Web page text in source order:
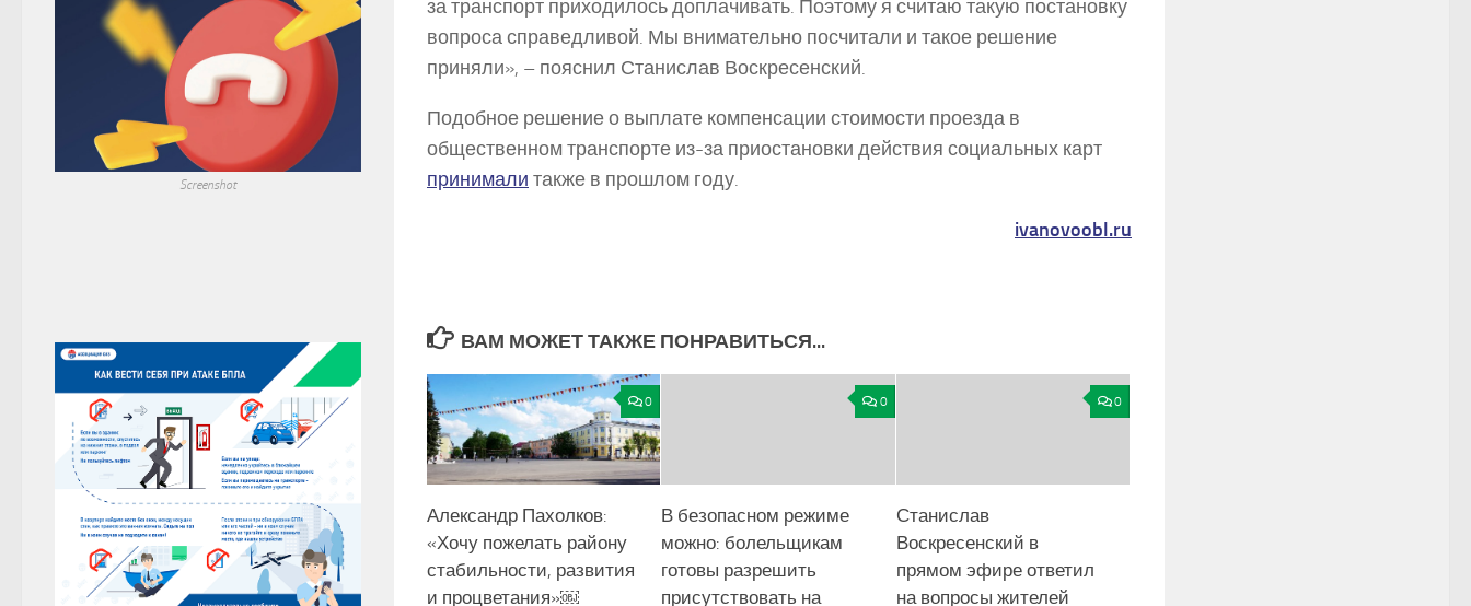
за транспорт приходилось доплачивать. Поэтому я считаю такую постановку
вопроса справедливой. Мы внимательно посчитали и такое решение
приняли», – пояснил Станислав Воскресенский.
Подобное решение о выплате компенсации стоимости проезда в
общественном транспорте из-за приостановки действия социальных карт
принимали также в прошлом году.
ivanovoobl.ru
ВАМ МОЖЕТ ТАКЖЕ ПОНРАВИТЬСЯ...
0
Александр Пахолков:
«Хочу пожелать району
стабильности, развития
и процветания»￼
0
В безопасном режиме
можно: болельщикам
готовы разрешить
присутствовать на
0
Станислав
Воскресенский в
прямом эфире ответил
на вопросы жителей
Screenshot